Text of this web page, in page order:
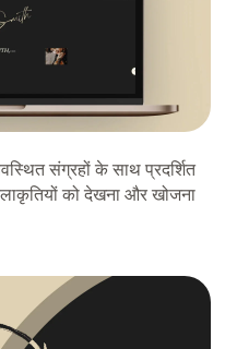
संग्रहों के साथ प्रदर्शित
को देखना और खोजना